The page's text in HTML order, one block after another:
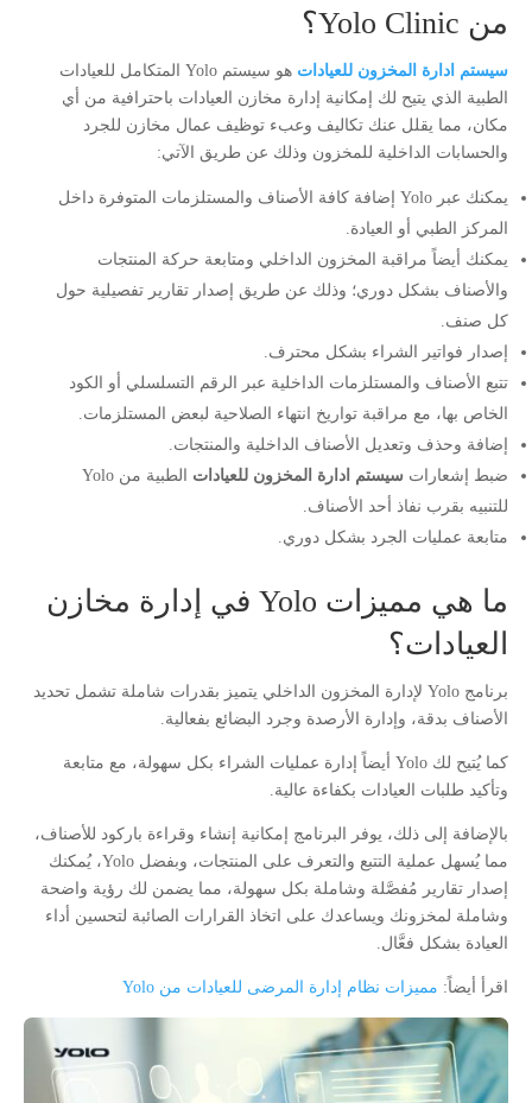
من Yolo Clinic؟
سيستم ادارة المخزون للعيادات
هو سيستم Yolo المتكامل للعيادات
الطبية الذي يتيح لك إمكانية إدارة مخازن العيادات باحترافية من أي
مكان، مما يقلل عنك تكاليف وعبء توظيف عمال مخازن للجرد
والحسابات الداخلية للمخزون وذلك عن طريق الآتي:
يمكنك عبر Yolo إضافة كافة الأصناف والمستلزمات المتوفرة داخل
المركز الطبي أو العيادة.
يمكنك أيضاً مراقبة المخزون الداخلي ومتابعة حركة المنتجات
والأصناف بشكل دوري؛ وذلك عن طريق إصدار تقارير تفصيلية حول
كل صنف.
إصدار فواتير الشراء بشكل محترف.
تتبع الأصناف والمستلزمات الداخلية عبر الرقم التسلسلي أو الكود
الخاص بها، مع مراقبة تواريخ انتهاء الصلاحية لبعض المستلزمات.
إضافة وحذف وتعديل الأصناف الداخلية والمنتجات.
ضبط إشعارات سيستم ادارة المخزون للعيادات
للتنبيه بقرب نفاذ أحد الأصناف.
متابعة عمليات الجرد بشكل دوري.
ما هي مميزات Yolo في إدارة مخازن
العيادات؟
برنامج Yolo لإدارة المخزون الداخلي يتميز بقدرات شاملة تشمل تحديد
الأصناف بدقة، وإدارة الأرصدة وجرد البضائع بفعالية.
كما يُتيح لك Yolo أيضاً إدارة عمليات الشراء بكل سهولة، مع متابعة
وتأكيد طلبات العيادات بكفاءة عالية.
بالإضافة إلى ذلك، يوفر البرنامج إمكانية إنشاء وقراءة باركود للأصناف،
مما يُسهل عملية التتبع والتعرف على المنتجات، وبفضل Yolo، يُمكنك
إصدار تقارير مُفصَّلة وشاملة بكل سهولة، مما يضمن لك رؤية واضحة
وشاملة لمخزونك ويساعدك على اتخاذ القرارات الصائبة لتحسين أداء
العيادة بشكل فعَّال.
اقرأ أيضاً: مميزات نظام إدارة المرضى للعيادات من Yolo